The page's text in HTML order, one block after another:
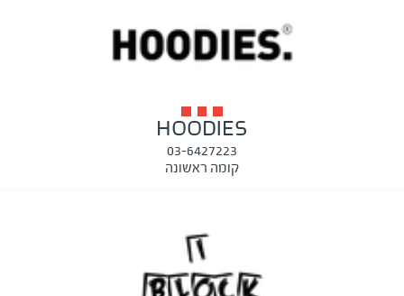
HOODIES
03-6427223
קומה ראשונה